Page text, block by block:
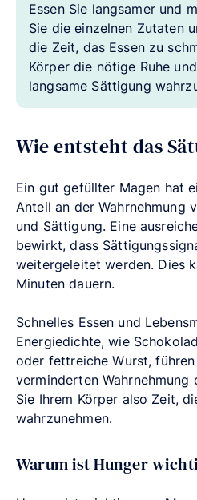
Essen Sie langsamer und
Sie die einzelnen Zutaten
die Zeit, das Essen zu
Körper die nötige Ruhe
langsame Sättigung
Wie entsteht das
Ein gut gefüllter Magen hat
Anteil an der Wahrnehmung
und Sättigung. Eine
bewirkt, dass
weitergeleitet werden. Dies
Minuten dauern.
Schnelles Essen und
Energiedichte, wie
oder fettreiche Wurst,
verminderten Wahrnehmung
Sie Ihrem Körper also Zeit,
wahrzunehmen.
Warum ist Hunger